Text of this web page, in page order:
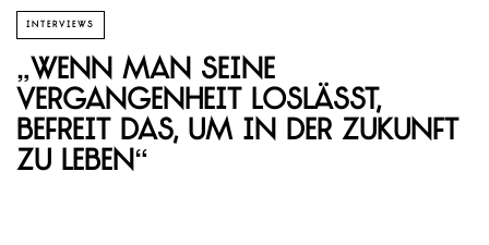
INTERVIEWS
„Wenn man seine
Vergangenheit loslässt,
befreit das, um in der Zukunft
zu leben“